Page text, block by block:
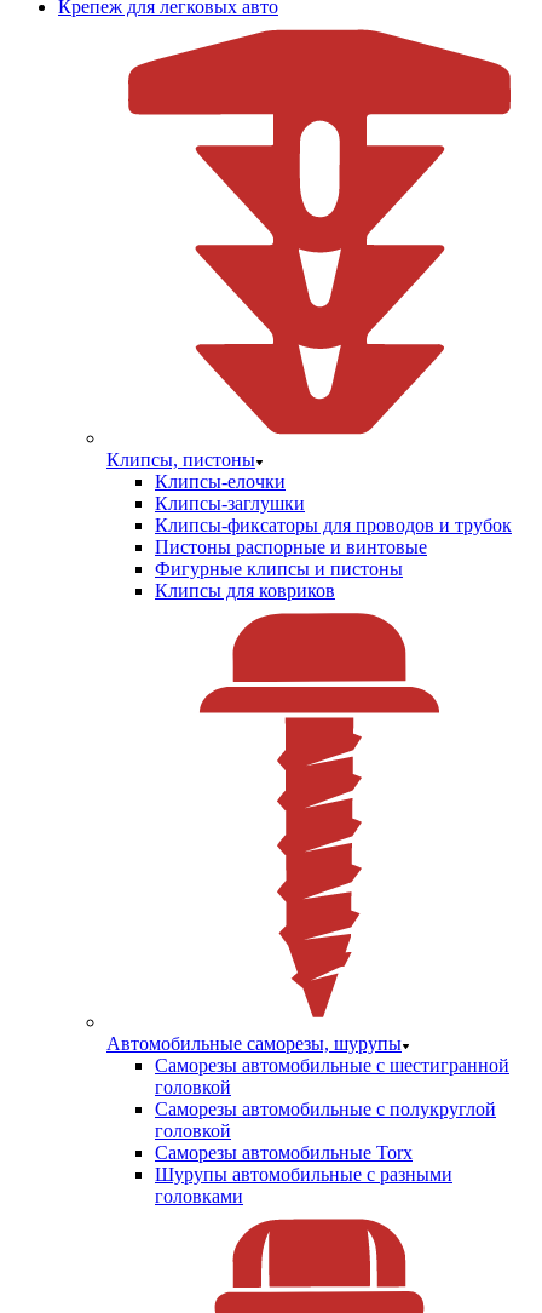
Крепеж для легковых авто
Клипсы, пистоны
Клипсы-елочки
Клипсы-заглушки
Клипсы-фиксаторы для проводов и трубок
Пистоны распорные и винтовые
Фигурные клипсы и пистоны
Клипсы для ковриков
Автомобильные саморезы, шурупы
Саморезы автомобильные с шестигранной
головкой
Саморезы автомобильные с полукруглой
головкой
Саморезы автомобильные Torx
Шурупы автомобильные с разными
головками